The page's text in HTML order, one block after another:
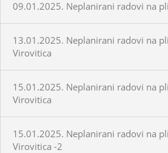
09.01.2025. Neplanirani radovi na
13.01.2025. Neplanirani radovi na
Virovitica
15.01.2025. Neplanirani radovi na
Virovitica
15.01.2025. Neplanirani radovi na
Virovitica -2